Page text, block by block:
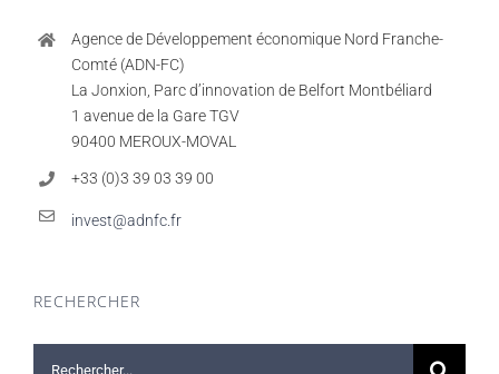
Agence de Développement économique Nord Franche-
Comté (ADN-FC)
La Jonxion, Parc d’innovation de Belfort Montbéliard
1 avenue de la Gare TGV
90400 MEROUX-MOVAL
+33 (0)3 39 03 39 00
invest@adnfc.fr
RECHERCHER
Rechercher: